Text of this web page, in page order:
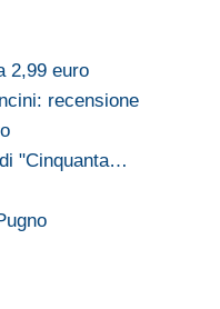
2,99 euro
recensione
"Cinquanta…